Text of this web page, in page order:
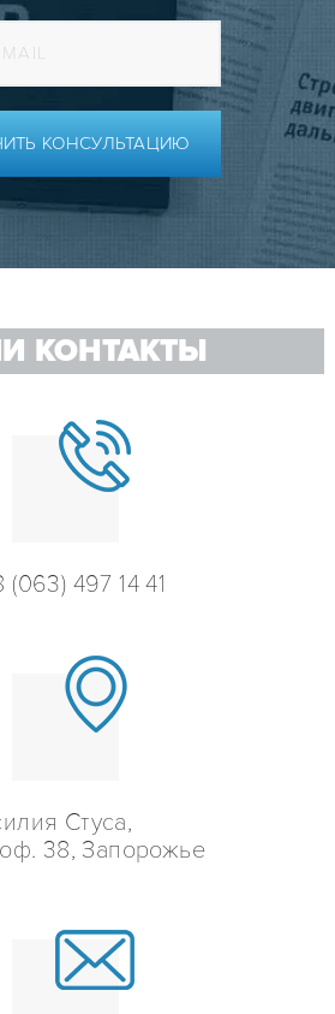
КОНСУЛЬТАЦИЮ
КОНТАКТЫ
(063) 497 14 41
Стуса,
38, Запорожье